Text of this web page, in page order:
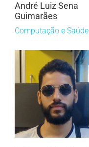
André Luiz Sena
Guimarães
Computação e Saúde